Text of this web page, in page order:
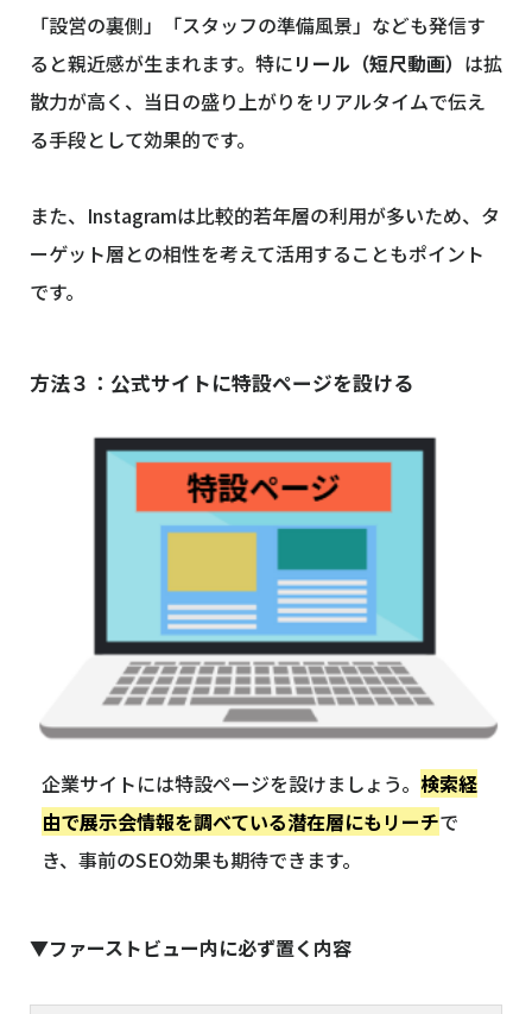
「設営の裏側」「スタッフの準備風景」なども発信す
ると親近感が生まれます。特にリール（短尺動画） は拡
散力が高く、当日の盛り上がりをリアルタイムで伝え
る手段として効果的です。
また、Instagramは比較的若年層の利用が多いため、タ
ーゲット層との相性を考えて活用することもポイント
です。
方法３：公式サイトに特設ページを設ける
企業サイトには特設ページを設けましょう。 検索経
由で展示会情報を調べている潜在層にもリーチで
き、事前のSEO効果も期待できます。
▼ファーストビュー内に必ず置く内容